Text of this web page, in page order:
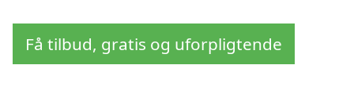
Få tilbud, gratis og uforpligtende